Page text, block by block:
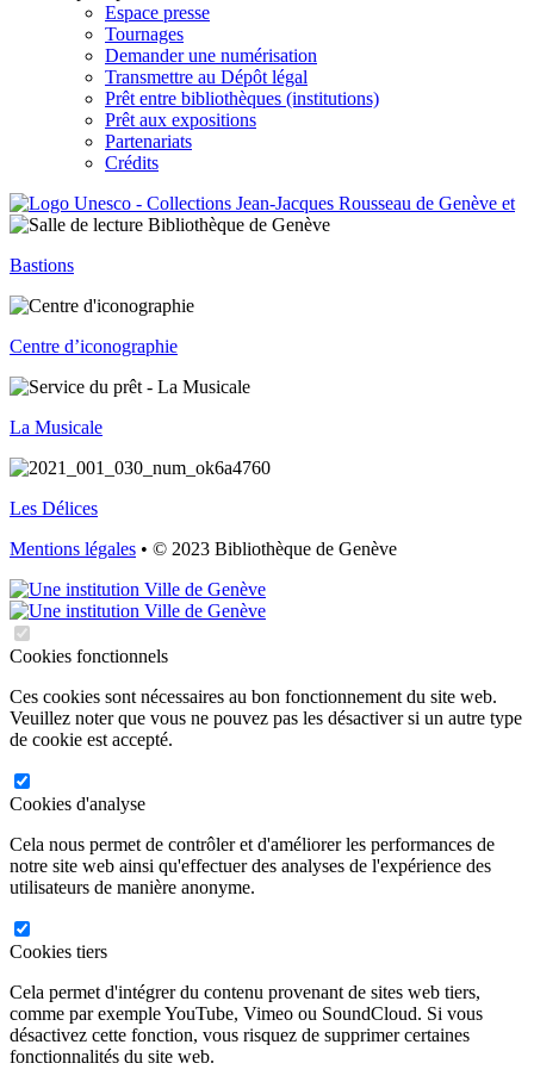
Espace presse
Tournages
Demander une numérisation
Transmettre au Dépôt légal
Prêt entre bibliothèques (institutions)
Prêt aux expositions
Partenariats
Crédits
Bastions
Centre d’iconographie
La Musicale
Les Délices
Mentions légales • © 2023 Bibliothèque de Genève
Cookies fonctionnels
Ces cookies sont nécessaires au bon fonctionnement du site web.
Veuillez noter que vous ne pouvez pas les désactiver si un autre type
de cookie est accepté.
Cookies d'analyse
Cela nous permet de contrôler et d'améliorer les performances de
notre site web ainsi qu'effectuer des analyses de l'expérience des
utilisateurs de manière anonyme.
Cookies tiers
Cela permet d'intégrer du contenu provenant de sites web tiers,
comme par exemple YouTube, Vimeo ou SoundCloud. Si vous
désactivez cette fonction, vous risquez de supprimer certaines
fonctionnalités du site web.